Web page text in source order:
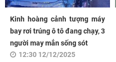
Kinh hoàng cảnh tượng máy
bay rơi trúng ô tô đang chạy, 3
người may mắn sống sót
12:30 12/12/2025